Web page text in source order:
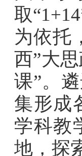
取
为依托
西”大
课”。
集形成
学科教
地，探